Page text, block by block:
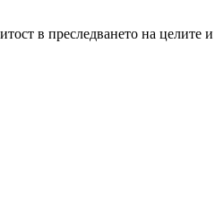
в преследването на целите и